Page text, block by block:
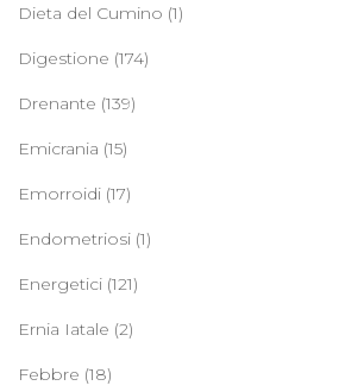
Dieta del Cumino (1)
Digestione (174)
Drenante (139)
Emicrania (15)
Emorroidi (17)
Endometriosi (1)
Energetici (121)
Ernia Iatale (2)
Febbre (18)